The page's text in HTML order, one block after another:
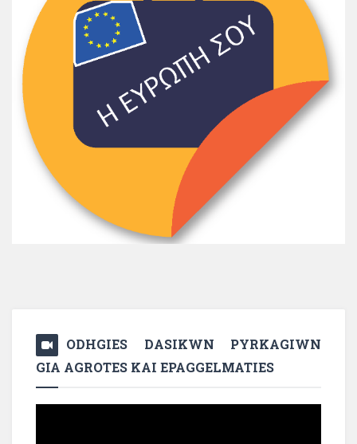
ODHGIES DASIKWN PYRKAGIWN
GIA AGROTES KAI EPAGGELMATIES